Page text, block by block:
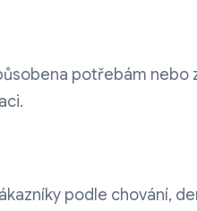
potřebám nebo
podle chování,